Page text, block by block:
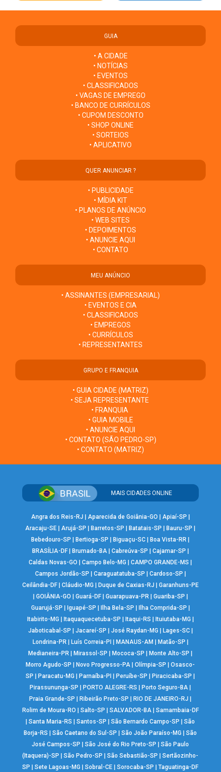
GUIA
• A CIDADE
• NOTÍCIAS
• EVENTOS
• CLASSIFICADOS
• VAGAS DE EMPREGO
• BANCO DE CURRÍCULOS
• CUPOM DESCONTO
• SHOP ONLINE
• SORTEIOS
• APLICATIVO
QUER ANUNCIAR ?
• PUBLICIDADE
• MÍDIA KIT
• PLANOS DE ANÚNCIO
• WEB SITES
• DEPOIMENTOS
• ANUNCIE AQUI
• CONTATO
MEU ANÚNCIO
• ASSINANTES (EMPRESARIAL)
• EVENTOS E CIA
• CLASSIFICADOS
• EMPREGOS
• CURRÍCULOS
• REPRESENTANTES
GRUPO E FRANQUIA
• GUIA CIDADE (MATRIZ)
• SEJA REPRESENTANTE
• FRANQUIA
• GUIA MOBILE
• ANUNCIE AQUI
• CONTATO (SÃO PEDRO-SP)
• CONTATO (MATRIZ)
MAIS CIDADES ONLINE
Angra dos Reis-RJ Aparecida de Goiânia-GO Apiaí-SP
Aracaju-SE |Arujá-SP Barretos-SP Batatais-SP Bauru-SP
Bebedouro-SP
Bertioga-SP Biguaçu-SC Boa Vista-RR
BRASÍLIA-DF| Brumado-BA| Cabreúva-SP Cajamar-SP
Caldas Novas-GO
|Campo Belo-MG |CAMPO GRANDE-MS
Campos Jordão-SP
Caraguatatuba-SP Cardoso-SP
Ceilândia-DF| Cláudio-MG Duque de Caxias-RJ
Garanhuns-PE
GOIÂNIA-GO Guará-DF| Guarapuava-PR| Guariba-SP
Guarujá-SP
Iguapé-SP Ilha Bela-SP Ilha Comprida-SP
Itabirito-MG
Itaquaquecetuba-SP Itaqui-RS Ituiutaba-MG
Jaboticabal-SP
Jacareí-SP José Raydan-MG Lages-SC|
Londrina-PR| Luís Correia-PI MANAUS-AM Matão-SP
Medianeira-PR
Mirassol-SP Mococa-SP Monte Alto-SP
Morro Agudo-SP
Novo Progresso-PA |Olímpia-SP |Osasco-
SP
Paracatu-MG Parnaíba-PI Peruíbe-SP Piracicaba-SP
Pirassununga-SP
PORTO ALEGRE-RS Porto Seguro-BA
Praia Grande-SP
Ribeirão Preto-SP RIO DE JANEIRO-RJ
Rolim de Moura-RO
Salto-SP SALVADOR-BA| Samambaia-DF
|Santa Maria-RS |Santos-SP |São Bernardo Campo-SP |São
Borja-RS
|São Caetano do Sul-SP |São João Paraíso-MG |São
José Campos-SP
|São José do Rio Preto-SP |São Paulo
(Itaquera)-SP
|São Pedro-SP |São Sebastião-SP |Sertãozinho-
SP
|Sete Lagoas-MG |Sobral-CE |Sorocaba-SP |Taguatinga-DF